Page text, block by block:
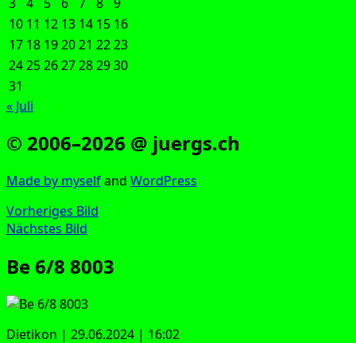
10 11 12 13 14 15 16
17 18 192021 2223
24252627282930
31
« Juli
© 2006–2026 @ juergs.ch
Made by mys­elfand Word­Press
Vorheriges Bild
Nächstes Bild
Be 6/8 8003
Die­ti­kon | 29.06.2024 | 16:02